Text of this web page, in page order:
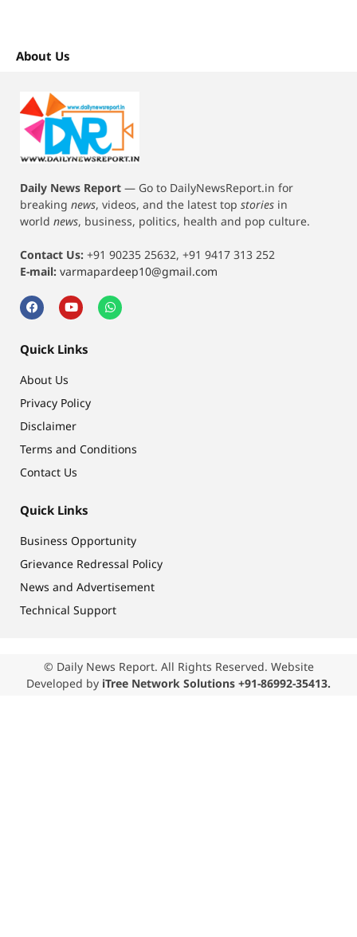
About Us
Daily News Report — Go to DailyNewsReport.in for
breaking news, videos, and the latest top stories in
world news, business, politics, health and pop culture.
Contact Us: +91 90235 25632, +91 9417 313 252
E-mail: varmapardeep10@gmail.com
Quick Links
About Us
Privacy Policy
Disclaimer
Terms and Conditions
Contact Us
Quick Links
Business Opportunity
Grievance Redressal Policy
News and Advertisement
Technical Support
© Daily News Report. All Rights Reserved. Website
Developed by iTree Network Solutions +91-86992-35413.